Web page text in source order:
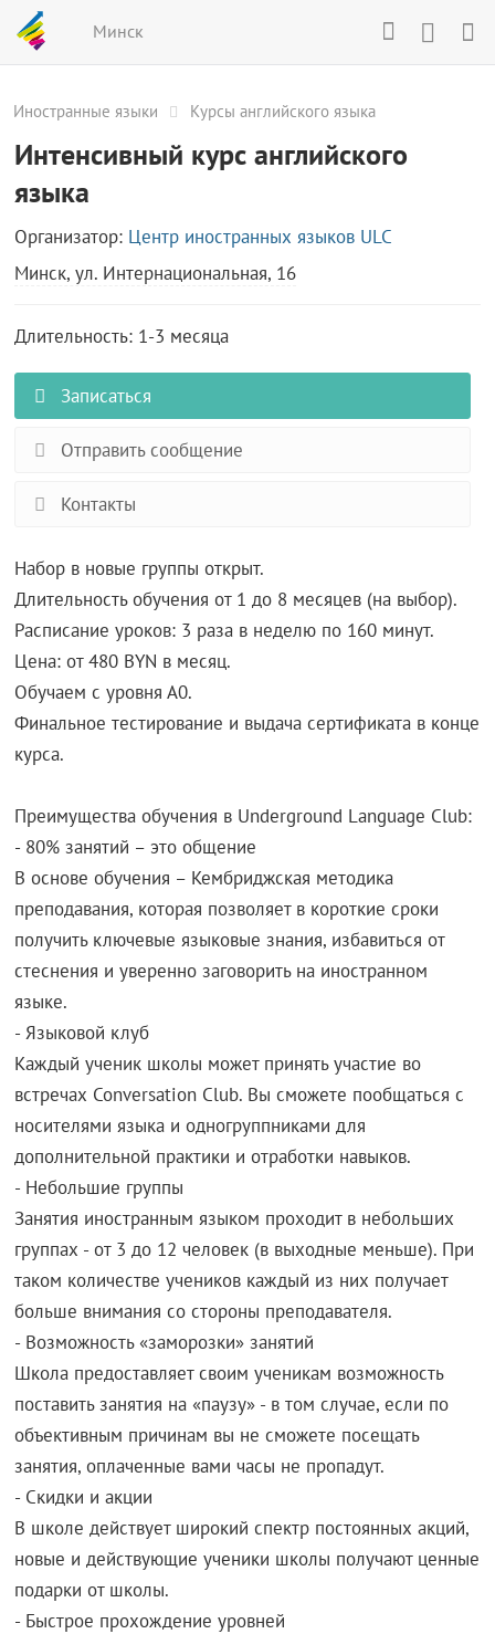
Минск
Иностранные языки Курсы английского языка
Интенсивный курс английского
языка
Организатор: Центр иностранных языков ULC
Минск, ул. Интернациональная, 16
Длительность: 1-3 месяца
Записаться
Отправить сообщение
Контакты
Набор в новые группы открыт.
Длительность обучения от 1 до 8 месяцев (на выбор).
Расписание уроков: 3 раза в неделю по 160 минут.
Цена: от 480 BYN в месяц.
Обучаем с уровня А0.
Финальное тестирование и выдача сертификата в конце
курса.
Преимущества обучения в Underground Language Club:
- 80% занятий – это общение
В основе обучения – Кембриджская методика
преподавания, которая позволяет в короткие сроки
получить ключевые языковые знания, избавиться от
стеснения и уверенно заговорить на иностранном
языке.
- Языковой клуб
Каждый ученик школы может принять участие во
встречах Conversation Club. Вы сможете пообщаться с
носителями языка и одногруппниками для
дополнительной практики и отработки навыков.
- Небольшие группы
Занятия иностранным языком проходит в небольших
группах - от 3 до 12 человек (в выходные меньше). При
таком количестве учеников каждый из них получает
больше внимания со стороны преподавателя.
- Возможность «заморозки» занятий
Школа предоставляет своим ученикам возможность
поставить занятия на «паузу» - в том случае, если по
объективным причинам вы не сможете посещать
занятия, оплаченные вами часы не пропадут.
- Скидки и акции
В школе действует широкий спектр постоянных акций,
новые и действующие ученики школы получают ценные
подарки от школы.
- Быстрое прохождение уровней